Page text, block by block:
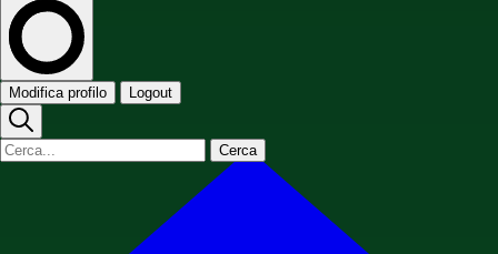
Modifica profilo Logout
Cerca